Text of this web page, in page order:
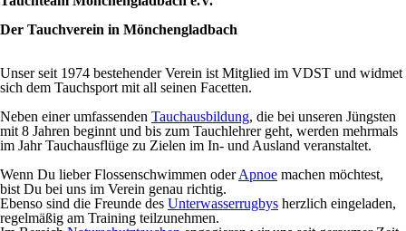
Der Tauchverein in Mönchengladbach
Unser seit 1974 bestehender Verein ist Mitglied im VDST und widmet
sich dem Tauchsport mit all seinen Facetten.
Neben einer umfassenden Tauchausbildung, die bei unseren Jüngsten
mit 8 Jahren beginnt und bis zum Tauchlehrer geht, werden mehrmals
im Jahr Tauchausflüge zu Zielen im In- und Ausland veranstaltet.
Wenn Du lieber Flossenschwimmen oderApnoe machen möchtest,
bist Du bei uns im Verein genau richtig.
Ebenso sind die Freunde des Unterwasserrugbys herzlich eingeladen,
regelmäßig am Training teilzunehmen.